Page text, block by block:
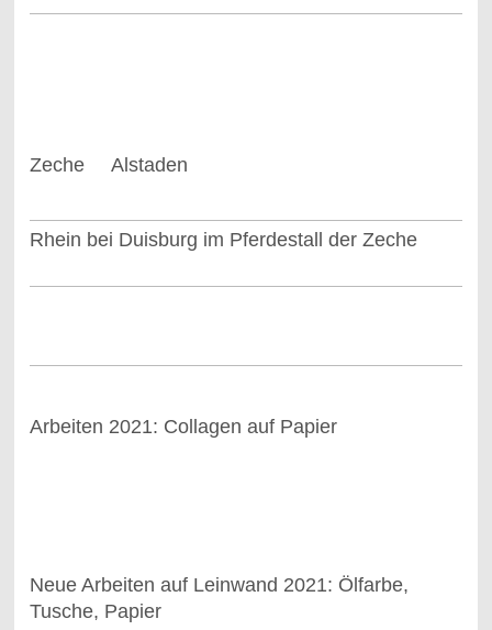
Zeche Alstaden
Rhein bei Duisburg im Pferdestall der Zeche
Arbeiten 2021: Collagen auf Papier
Neue Arbeiten auf Leinwand 2021: Ölfarbe,
Tusche, Papier